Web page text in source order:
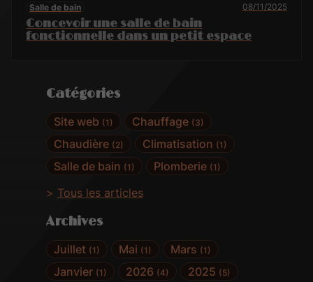
Catégories
Site web (1) Chauffage (3)
Chaudière (2) Climatisation (1)
Salle de bain (1) Plomberie (1)
Tous les articles
Archives
Juillet (1) Mai (1) Mars (1)
Janvier (1) 2026 (4) 2025 (5)
Salle de bain 08/11/2025
Concevoir une salle de bain
fonctionnelle dans un petit espace